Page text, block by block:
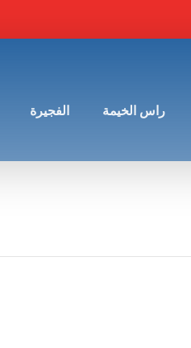
راس الخيمة الفجيرة